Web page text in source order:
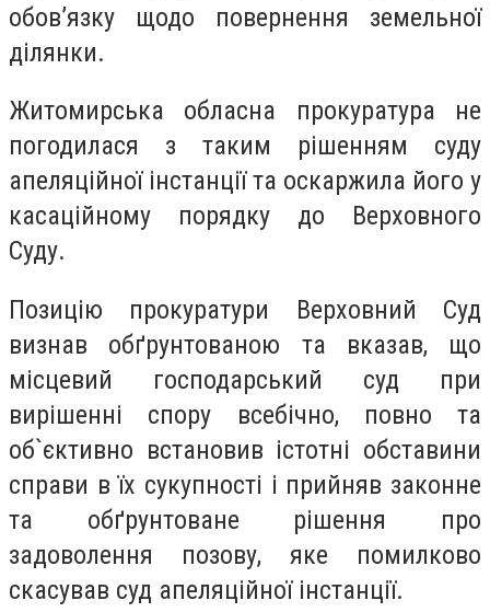
обов’язку щодо повернення земельної
ділянки.
Житомирська обласна прокуратура не
погодилася з таким рішенням суду
апеляційної інстанції та оскаржила його у
касаційному порядку до Верховного
Суду.
Позицію прокуратури Верховний Суд
визнав обґрунтованою та вказав, що
місцевий господарський суд при
вирішенні спору всебічно, повно та
об`єктивно встановив істотні обставини
справи в їх сукупності і прийняв законне
та обґрунтоване рішення про
задоволення позову, яке помилково
скасував суд апеляційної інстанції.